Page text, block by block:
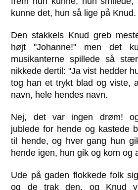
kunne det, hun så lige på Knud.
Den stakkels Knud greb
højt "Johanne!" men det
musikanterne spillede så
nikkede dertil: "Ja vist hedder
tog han et trykt blad og viste,
navn, hele hendes navn.
Nej, det var ingen drøm!
jublede for hende og kastede
til hende, og hver gang hun
hende igen, hun gik og kom og
Ude på gaden flokkede folk
og de trak den, og Knud